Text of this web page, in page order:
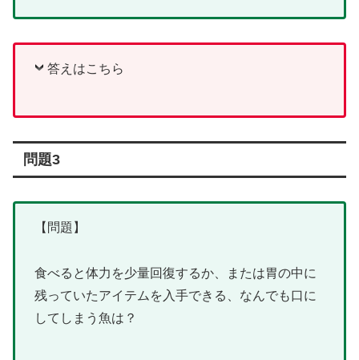
答えはこちら
問題3
【問題】
食べると体力を少量回復するか、または胃の中に
残っていたアイテムを入手できる、なんでも口に
してしまう魚は？